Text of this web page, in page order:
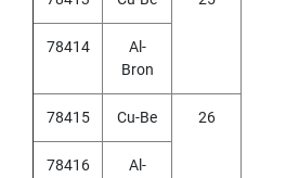
A
f
o
r
t
78414
Al-
Bron
78415 Cu-Be 26
78416
Al-